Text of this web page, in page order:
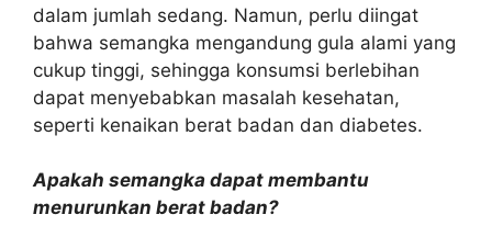
dalam jumlah sedang. Namun, perlu diingat
bahwa semangka mengandung gula alami yang
cukup tinggi, sehingga konsumsi berlebihan
dapat menyebabkan masalah kesehatan,
seperti kenaikan berat badan dan diabetes.
Apakah semangka dapat membantu
menurunkan berat badan?